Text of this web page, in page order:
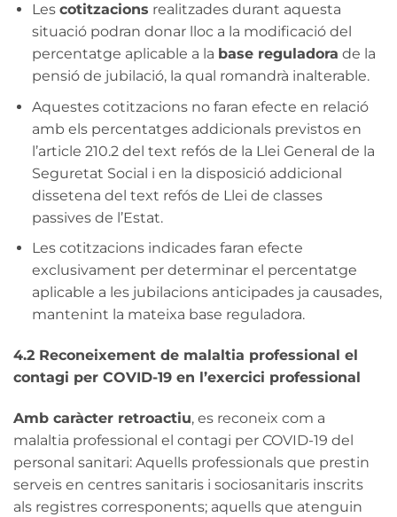
Les cotitzacions realitzades durant aquesta
situació podran donar lloc a la modificació del
percentatge aplicable a la base reguladora de la
pensió de jubilació, la qual romandrà inalterable.
Aquestes cotitzacions no faran efecte en relació
amb els percentatges addicionals previstos en
l’article 210.2 del text refós de la Llei General de la
Seguretat Social i en la disposició addicional
dissetena del text refós de Llei de classes
passives de l’Estat.
Les cotitzacions indicades faran efecte
exclusivament per determinar el percentatge
aplicable a les jubilacions anticipades ja causades,
mantenint la mateixa base reguladora.
4.2 Reconeixement de malaltia professional el
contagi per COVID-19 en l’exercici professional
Amb caràcter retroactiu, es reconeix com a
malaltia professional el contagi per COVID-19 del
personal sanitari: Aquells professionals que prestin
serveis en centres sanitaris i sociosanitaris inscrits
als registres corresponents; aquells que atenguin